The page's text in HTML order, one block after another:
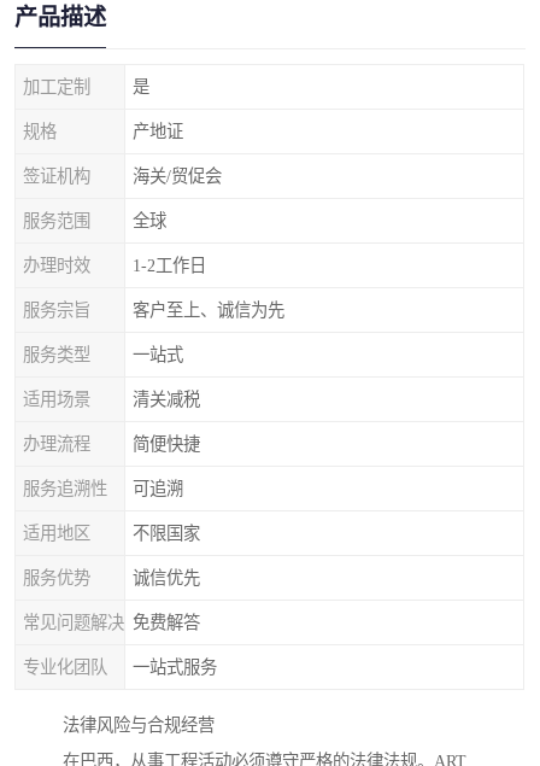
产品描述
加工定制 是
规格 产地证
签证机构 海关/贸促会
服务范围 全球
办理时效 1-2工作日
服务宗旨 客户至上、诚信为先
服务类型 一站式
适用场景 清关减税
办理流程 简便快捷
服务追溯性 可追溯
适用地区 不限国家
服务优势 诚信优先
常见问题解决 免费解答
专业化团队 一站式服务
法律风险与合规经营
在巴西，从事工程活动必须遵守严格的法律法规。ART